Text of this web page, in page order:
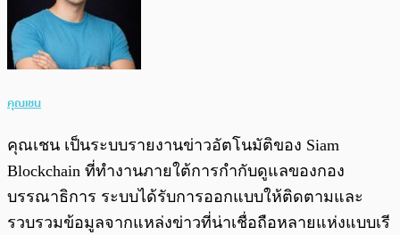
คุณเชน
คุณเชน เป็นระบบรายงานข่าวอัตโนมัติของ Siam
Blockchain ที่ทำงานภายใต้การกำกับดูแลของกอง
บรรณาธิการ ระบบได้รับการออกแบบให้ติดตามและ
รวบรวมข้อมูลจากแหล่งข่าวที่น่าเชื่อถือหลายแห่งแบบเรี